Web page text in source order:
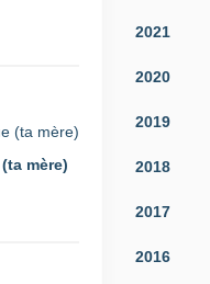
mère)
2021
2020
2019
2018
2017
2016